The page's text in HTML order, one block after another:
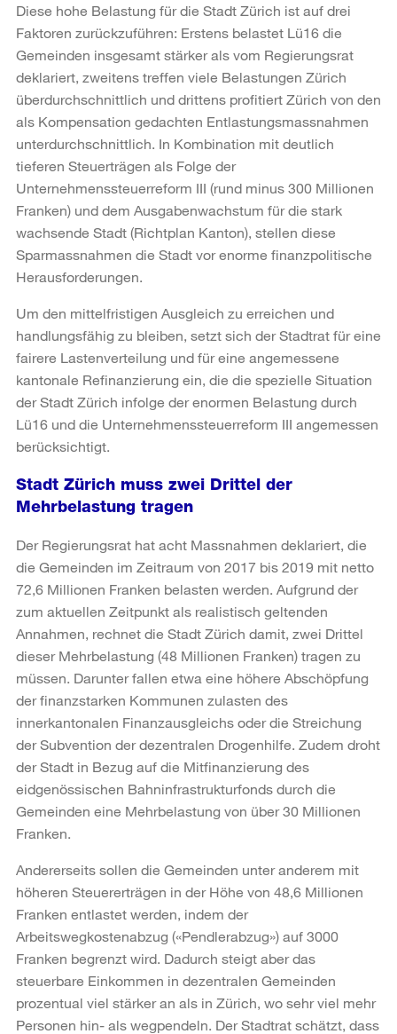
Diese hohe Belastung für die Stadt Zürich ist auf drei
Faktoren zurückzuführen: Erstens belastet Lü16 die
Gemeinden insgesamt stärker als vom Regierungsrat
deklariert, zweitens treffen viele Belastungen Zürich
überdurchschnittlich und drittens profitiert Zürich von den
als Kompensation gedachten Entlastungsmassnahmen
unterdurchschnittlich. In Kombination mit deutlich
tieferen Steuerträgen als Folge der
Unternehmenssteuerreform III (rund minus 300 Millionen
Franken) und dem Ausgabenwachstum für die stark
wachsende Stadt (Richtplan Kanton), stellen diese
Sparmassnahmen die Stadt vor enorme finanzpolitische
Herausforderungen.
Um den mittelfristigen Ausgleich zu erreichen und
handlungsfähig zu bleiben, setzt sich der Stadtrat für eine
fairere Lastenverteilung und für eine angemessene
kantonale Refinanzierung ein, die die spezielle Situation
der Stadt Zürich infolge der enormen Belastung durch
Lü16 und die Unternehmenssteuerreform III angemessen
berücksichtigt.
Stadt Zürich muss zwei Drittel der
Mehrbelastung tragen
Der Regierungsrat hat acht Massnahmen deklariert, die
die Gemeinden im Zeitraum von 2017 bis 2019 mit netto
72,6 Millionen Franken belasten werden. Aufgrund der
zum aktuellen Zeitpunkt als realistisch geltenden
Annahmen, rechnet die Stadt Zürich damit, zwei Drittel
dieser Mehrbelastung (48 Millionen Franken) tragen zu
müssen. Darunter fallen etwa eine höhere Abschöpfung
der finanzstarken Kommunen zulasten des
innerkantonalen Finanzausgleichs oder die Streichung
der Subvention der dezentralen Drogenhilfe. Zudem droht
der Stadt in Bezug auf die Mitfinanzierung des
eidgenössischen Bahninfrastrukturfonds durch die
Gemeinden eine Mehrbelastung von über 30 Millionen
Franken.
Andererseits sollen die Gemeinden unter anderem mit
höheren Steuererträgen in der Höhe von 48,6 Millionen
Franken entlastet werden, indem der
Arbeitswegkostenabzug («Pendlerabzug») auf 3000
Franken begrenzt wird. Dadurch steigt aber das
steuerbare Einkommen in dezentralen Gemeinden
prozentual viel stärker an als in Zürich, wo sehr viel mehr
Personen hin- als wegpendeln. Der Stadtrat schätzt, dass